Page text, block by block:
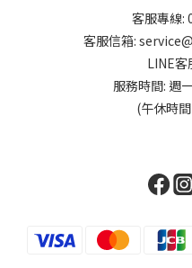
客服專線:
客服信箱:
LINE客
服務時間: 週
(午休時